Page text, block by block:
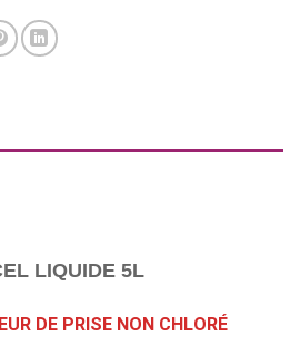
LIQUIDE 5L
DE PRISE NON CHLORÉ